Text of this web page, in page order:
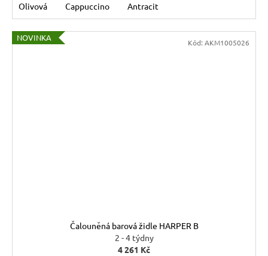
Olivová Cappuccino Antracit
NOVINKA
Čalouněná barová židle HARPER B
2 - 4 týdny
4 261 Kč
Kód: AKM1005026